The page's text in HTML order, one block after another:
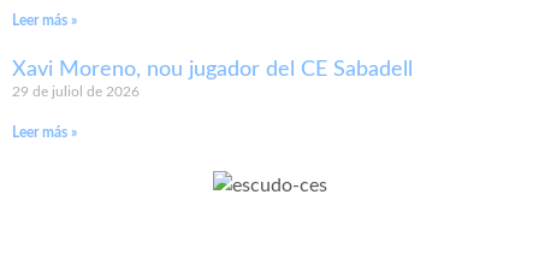
Leer más »
Xavi Moreno, nou jugador del CE Sabadell
29 de juliol de 2026
Leer más »